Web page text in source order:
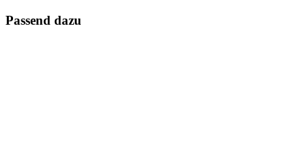
Passend dazu